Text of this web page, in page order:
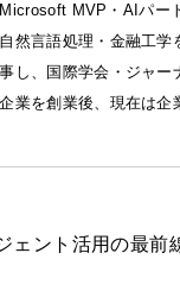
Microsoft MVP・AIパー
自然言語処理・金融工学
事し、国際学会・ジャー
企業を創業後、現在は企
ント活用の最前